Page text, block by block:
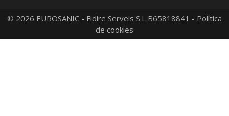
© 2026 EUROSANIC - Fidire Serveis S.L B65818841 - Política
de cookies